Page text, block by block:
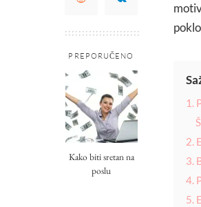
PREPORUČENO
Kako biti sretan na
poslu
1.
2.
3.
4.
5.